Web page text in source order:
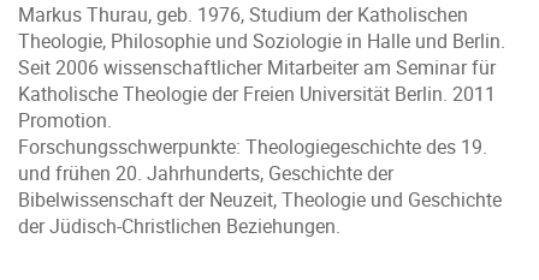
Markus Thurau, geb. 1976, Studium der Katholischen
Theologie, Philosophie und Soziologie in Halle und Berlin.
Seit 2006 wissenschaftlicher Mitarbeiter am Seminar für
Katholische Theologie der Freien Universität Berlin. 2011
Promotion.
Forschungsschwerpunkte: Theologiegeschichte des 19.
und frühen 20. Jahrhunderts, Geschichte der
Bibelwissenschaft der Neuzeit, Theologie und Geschichte
der Jüdisch-Christlichen Beziehungen.